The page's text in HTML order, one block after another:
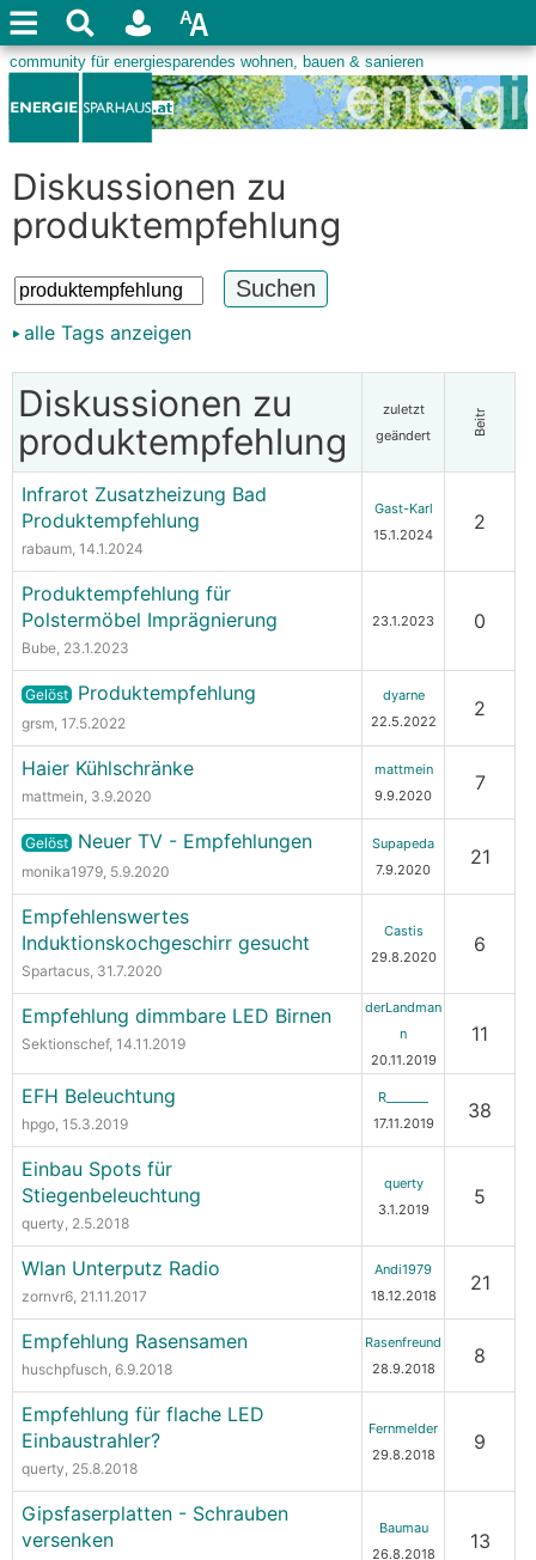
Diskussionen zu
produktempfehlung
alle Tags anzeigen
Diskussionen zu
produktempfehlung
zuletzt
geändert
Beitr
Infrarot Zusatzheizung Bad
Produktempfehlung
rabaum, 14.1.2024
Gast-Karl
15.1.2024
2
Produktempfehlung für
Polstermöbel Imprägnierung
Bube, 23.1.2023
23.1.2023 0
Gelöst Produktempfehlung
grsm, 17.5.2022
dyarne
22.5.2022
2
Haier Kühlschränke
mattmein, 3.9.2020
mattmein
9.9.2020
7
Gelöst Neuer TV - Empfehlungen
monika1979, 5.9.2020
Supapeda
7.9.2020
21
Empfehlenswertes
Induktionskochgeschirr gesucht
Spartacus, 31.7.2020
Castis
29.8.2020
6
Empfehlung dimmbare LED Birnen
Sektionschef, 14.11.2019
derLandman
n
20.11.2019
11
EFH Beleuchtung
hpgo, 15.3.2019
R_______
17.11.2019
38
Einbau Spots für
Stiegenbeleuchtung
querty, 2.5.2018
querty
3.1.2019
5
Wlan Unterputz Radio
zornvr6, 21.11.2017
Andi1979
18.12.2018
21
Empfehlung Rasensamen
huschpfusch, 6.9.2018
Rasenfreund
28.9.2018
8
Empfehlung für flache LED
Einbaustrahler?
querty, 25.8.2018
Fernmelder
29.8.2018
9
Gipsfaserplatten - Schrauben
versenken
Baumau
26.8.2018
13